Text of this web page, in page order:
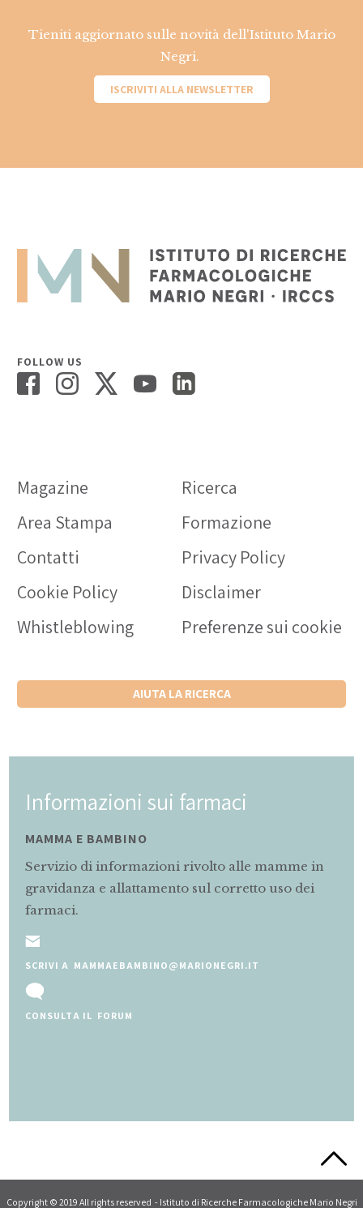
Tieniti aggiornato sulle novità dell'Istituto Mario
Negri.
ISCRIVITI ALLA NEWSLETTER
FOLLOW US
Magazine
Ricerca
Area Stampa
Formazione
Contatti
Privacy Policy
Cookie Policy
Disclaimer
Whistleblowing
Preferenze sui cookie
AIUTA LA RICERCA
Informazioni sui farmaci
MAMMA E BAMBINO
Servizio di informazioni rivolto alle mamme in
gravidanza e allattamento sul corretto uso dei
farmaci.
SCRIVI A MAMMAEBAMBINO@MARIONEGRI.IT
CONSULTA IL FORUM
Copyright © 2019 All rights reserved - Istituto di Ricerche Farmacologiche Mario Negri